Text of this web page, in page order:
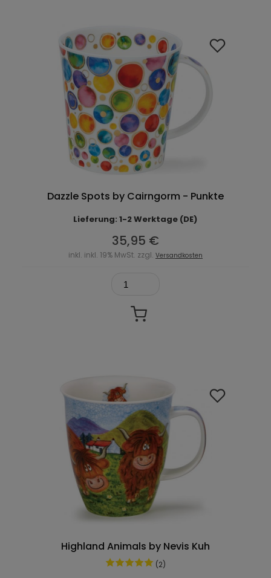
Dazzle Spots by Cairngorm - Punkte
Lieferung: 1-2 Werktage (DE)
35,95 €
inkl. inkl. 19% MwSt. zzgl. Versandkosten
Highland Animals by Nevis Kuh
(2)